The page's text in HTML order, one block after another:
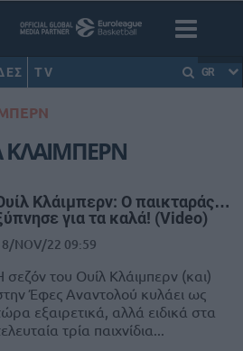
TV GR
ΚΛΑΙΜΠΕΡΝ
Κλάιμπερν: Ο παικταράς…
για τα καλά! (Video)
NOV/22 09:59
σεζόν του Ουίλ Κλάιμπερν (και)
Έφες Αναντολού κυλάει ως
εξαιρετικά, αλλά ειδικά στα
τρία παιχνίδια...